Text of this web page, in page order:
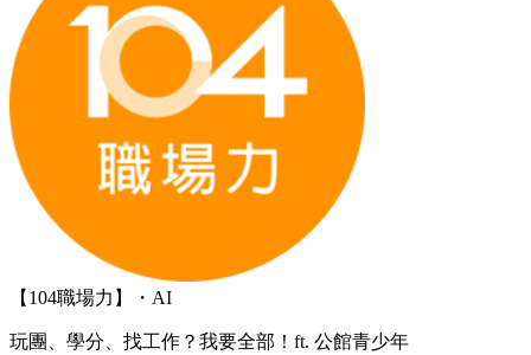
【104職場力】・AI
玩團、學分、找工作？我要全部！ft. 公館青少年